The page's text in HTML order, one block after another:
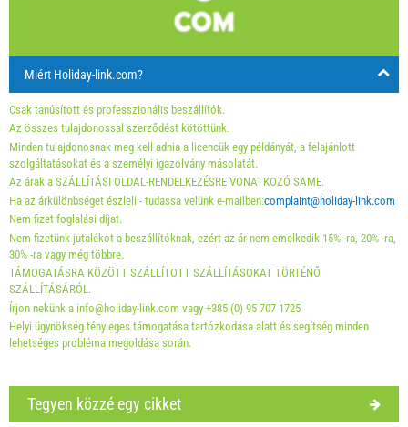
személyek számára.
Ajánlatok:
Holiday-Link fizet: 2025. szept. 15. - 2026. dec. 31. / -
10 %
First minute 2026. máj. 7. - 2027. dec. 31. / - 10 %
Feltétlenül szükséges:Vendégregisztráció (01.07. - 31.08):
10 EUR (once - által _person), Vendégregisztráció (01.01 -
30.06. / 01.09. - 31.12.): 5 EUR (once - által _person)
26 27 28
Szállító feltételei
Miért Holiday-link.com?
Csak tanúsított és professzionális beszállítók.
Az összes tulajdonossal szerződést kötöttünk.
Minden tulajdonosnak meg kell adnia a licencük egy példányát, a felajánlott
szolgáltatásokat és a személyi igazolvány másolatát.
Az árak a SZÁLLÍTÁSI OLDAL-RENDELKEZÉSRE VONATKOZÓ SAME.
Ha az árkülönbséget észleli - tudassa velünk e-mailben:complaint@holiday-link.com
Nem fizet foglalási díjat.
Nem fizetünk jutalékot a beszállítóknak, ezért az ár nem emelkedik 15% -ra, 20% -ra,
30% -ra vagy még többre.
TÁMOGATÁSRA KÖZÖTT SZÁLLÍTOTT SZÁLLÍTÁSOKAT TÖRTÉNŐ
SZÁLLÍTÁSÁRÓL.
Írjon nekünk a info@holiday-link.com vagy +385 (0) 95 707 1725
Helyi ügynökség tényleges támogatása tartózkodása alatt és segítség minden
lehetséges probléma megoldása során.
Tegyen közzé egy cikket